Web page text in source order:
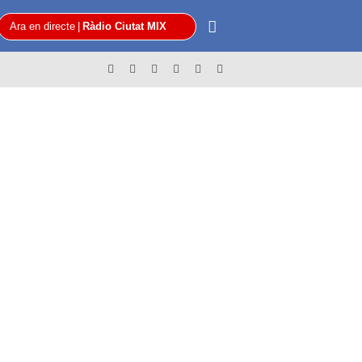
Ara en directe | Ràdio Ciutat MIX